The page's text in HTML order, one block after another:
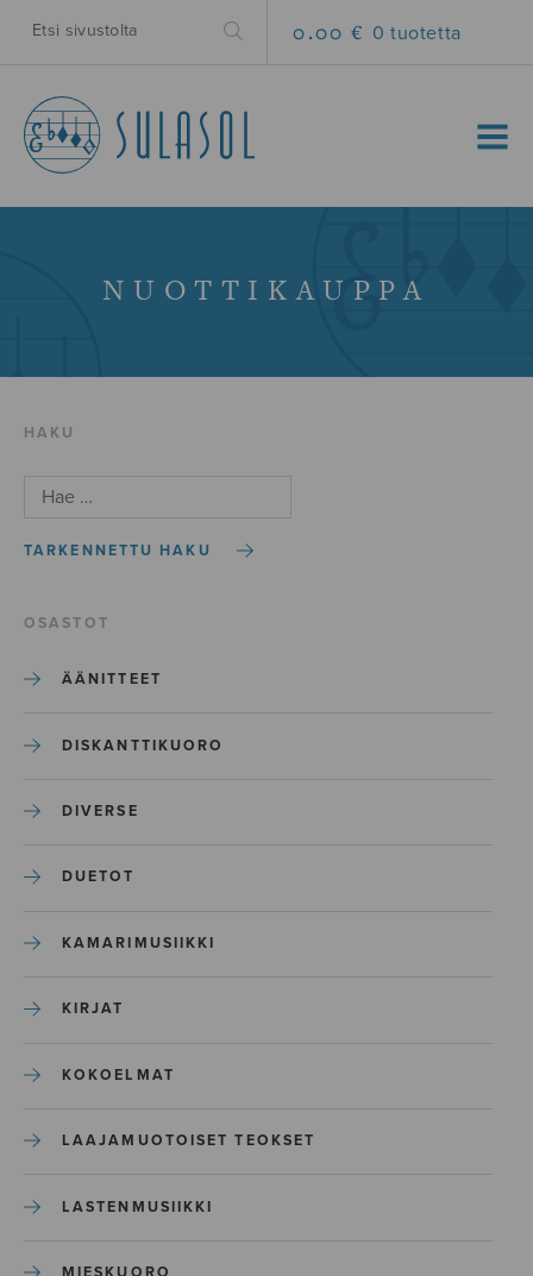
0.00 € 0 tuotetta
MENU
NUOTTIKAUPPA
HAKU
TARKENNETTU HAKU
OSASTOT
ÄÄNITTEET
DISKANTTIKUORO
DIVERSE
DUETOT
KAMARIMUSIIKKI
KIRJAT
KOKOELMAT
LAAJAMUOTOISET TEOKSET
LASTENMUSIIKKI